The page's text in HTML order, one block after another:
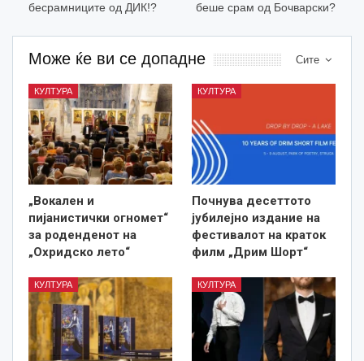
бесрамниците од ДИК!?
беше срам од Бочварски?
Сите
Може ќе ви се допадне
КУЛТУРА
„Вокален и
пијанистички огномет“
за роденденот на
„Охридско лето“
КУЛТУРА
Почнува десеттото
јубилејно издание на
фестивалот на краток
филм „Дрим Шорт“
КУЛТУРА КУЛТУРА